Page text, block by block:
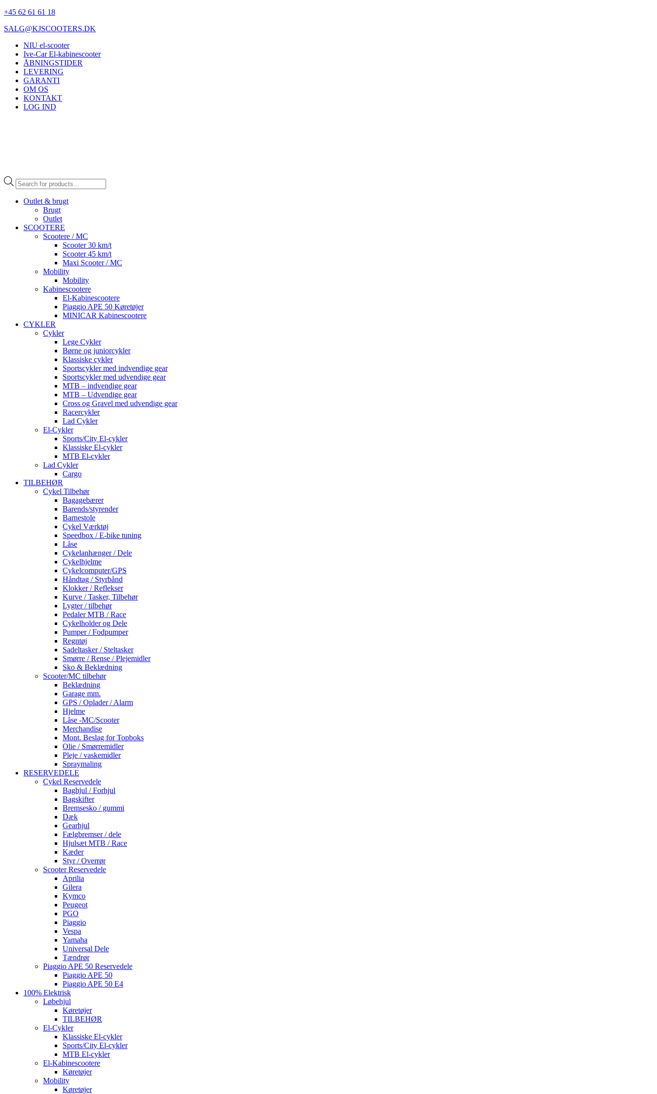
+45 62 61 61 18
SALG@KJSCOOTERS.DK
NIU el-scooter
Ive-Car El-kabinescooter
ÅBNINGSTIDER
LEVERING
GARANTI
OM OS
KONTAKT
LOG IND
Products
search
Outlet & brugt
Brugt
Outlet
SCOOTERE
Scootere / MC
Scooter 30 km/t
Scooter 45 km/t
Maxi Scooter / MC
Mobility
Mobility
Kabinescootere
El-Kabinescootere
Piaggio APE 50 Køretøjer
MINICAR Kabinescootere
CYKLER
Cykler
Lege Cykler
Børne og juniorcykler
Klassiske cykler
Sportscykler med indvendige gear
Sportscykler med udvendige gear
MTB – indvendige gear
MTB – Udvendige gear
Cross og Gravel med udvendige gear
Racercykler
Lad Cykler
El-Cykler
Sports/City El-cykler
Klassiske El-cykler
MTB El-cykler
Lad Cykler
Cargo
TILBEHØR
Cykel Tilbehør
Bagagebærer
Barends/styrender
Barnestole
Cykel Værktøj
Speedbox / E-bike tuning
Låse
Cykelanhænger / Dele
Cykelhjelme
Cykelcomputer/GPS
Håndtag / Styrbånd
Klokker / Reflekser
Kurve / Tasker, Tilbehør
Lygter / tilbehør
Pedaler MTB / Race
Cykelholder og Dele
Pumper / Fodpumper
Regntøj
Sadeltasker / Steltasker
Smørre / Rense / Plejemidler
Sko & Beklædning
Scooter/MC tilbehør
Beklædning
Garage mm.
GPS / Oplader / Alarm
Hjelme
Låse -MC/Scooter
Merchandise
Mont. Beslag for Topboks
Olie / Smørremidler
Pleje / vaskemidler
Spraymaling
RESERVEDELE
Cykel Reservedele
Baghjul / Forhjul
Bagskifter
Bremsesko / gummi
Dæk
Gearhjul
Fælgbremser / dele
Hjulsæt MTB / Race
Kæder
Styr / Overrør
Scooter Reservedele
Aprilia
Gilera
Kymco
Peugeot
PGO
Piaggio
Vespa
Yamaha
Universal Dele
Tændrør
Piaggio APE 50 Reservedele
Piaggio APE 50
Piaggio APE 50 E4
100% Elektrisk
Løbehjul
Køretøjer
TILBEHØR
El-Cykler
Klassiske El-cykler
Sports/City El-cykler
MTB El-cykler
El-Kabinescootere
Køretøjer
Mobility
Køretøjer